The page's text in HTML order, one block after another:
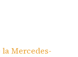
Mercedes-